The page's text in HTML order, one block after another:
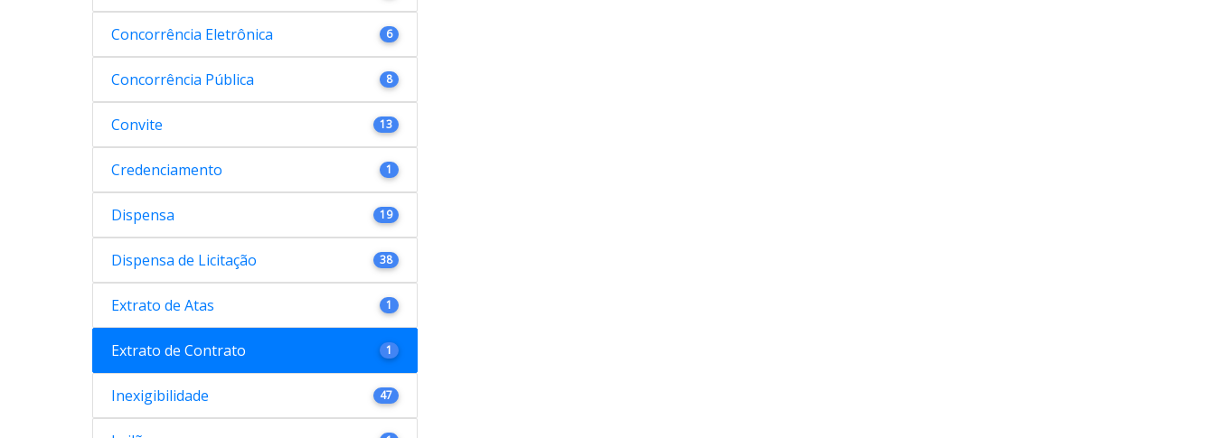
Concorrência Eletrônica 6
Concorrência Pública 8
Convite 13
Credenciamento 1
Dispensa 19
Dispensa de Licitação 38
Extrato de Atas 1
Extrato de Contrato 1
Inexigibilidade 47